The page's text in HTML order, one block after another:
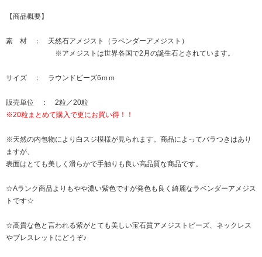
【商品概要】
素 材 ： 天然石アメジスト（ラベンダーアメジスト）
※アメジストは世界各国で2月の誕生石とされています。
サイズ ： ラウンドビーズ6ｍｍ
販売単位 ： 2粒／20粒
※20粒まとめて購入で更にお買い得！！
※天然の内包物により白スジ模様が見られます。商品によってバラつきはあり
ますが、
表面はとても美しく滑らかで手触りも良い高品質な商品です。
☆Aランク商品よりもやや濃い紫色ですが発色も良く綺麗なラベンダーアメジス
トです☆
☆高貴な色と言われる紫がとても美しい宝石質アメジストビーズ、ネックレス
やブレスレットにどうぞ♪